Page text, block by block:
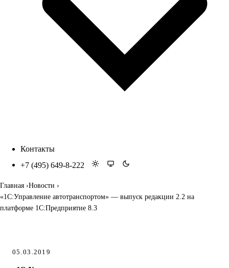
Контакты
+7 (495) 649-8-222
Главная Новости
«1С:Управление автотранспортом» — выпуск редакции 2.2 на
платформе 1С:Предприятие 8.3
05.03.2019